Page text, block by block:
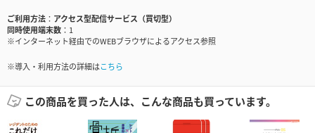
ご利用方法
アクセス型配信サービス（買切型）
同時使用端末数
1
※インターネット経由でのWEBブラウザによるアクセス参照
※導入・利用方法の詳細はこちら
この商品を買った人は、こんな商品も買っています。